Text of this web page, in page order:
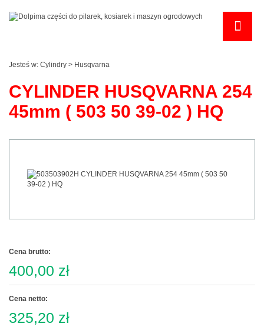
Jesteś w: Cylindry > Husqvarna
CYLINDER HUSQVARNA 254
45mm ( 503 50 39-02 ) HQ
Cena brutto:
400,00 zł
Cena netto:
325,20 zł